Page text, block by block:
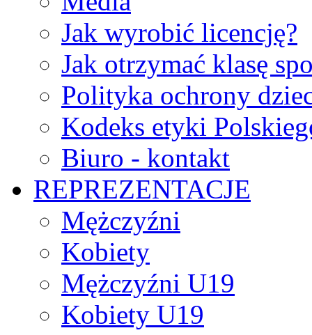
Jak wyrobić licencję?
Jak otrzymać klasę
Polityka ochrony
Kodeks etyki
Biuro - kontakt
REPREZENTACJE
Mężczyźni
Kobiety
Mężczyźni U19
Kobiety U19